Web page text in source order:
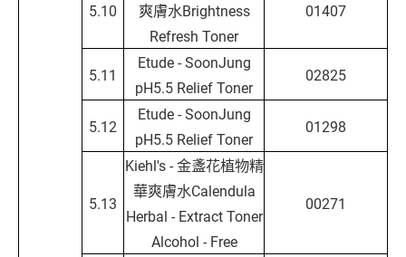
5.10
爽膚水Brightness
Refresh Toner
01407
5.11
Etude - SoonJung
pH5.5 Relief Toner
02825
5.12
Etude - SoonJung
pH5.5 Relief Toner
01298
5.13
Kiehl's - 金盞花植物精
華爽膚水Calendula
Herbal - Extract Toner
Alcohol - Free
00271